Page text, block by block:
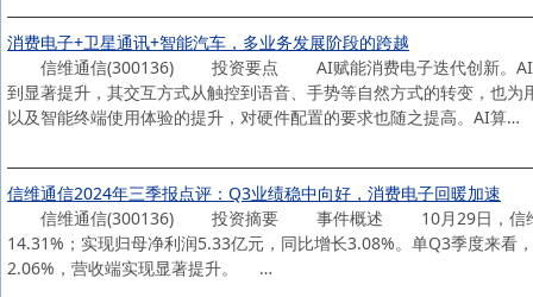
消费电子+卫星通讯+智能汽车，多业务发展阶段的跨越
信维通信(300136) 投资要点 AI赋能消费电子迭代创新。AI技
到显著提升，其交互方式从触控到语音、手势等自然方式的转变，也
以及智能终端使用体验的提升，对硬件配置的要求也随之提高。AI算…
信维通信2024年三季报点评：Q3业绩稳中向好，消费电子回暖加速
信维通信(300136) 投资摘要 事件概述 10月29日，信维通信
14.31%；实现归母净利润5.33亿元，同比增长3.08%。单Q3季度来
2.06%，营收端实现显著提升。 …